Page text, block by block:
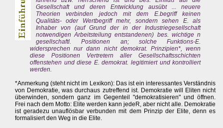
Gesellschaft und deren Entwicklung ausübt ... neuere
Theorien verbinden jedoch mit dem E.begriff keinen
Qualitäts- oder Wertbegriff mehr, sondern sehen E. als
Inhaber von (auf Grund der in der Industriegesellschaft
notwendigen Arbeitsteilung entstandenen) bes. wichtige n
gesellschaftl. Positionen an; solche Funktions-E.
widersprechen nur dann nicht demokrat. Prinzipien*, wenn
diese Positionen Vertretern aller Gesellschaftsschichten
offenstehen und diese E. demokrat. legitimiert und kontrolliert
werden.
*Anmerkung (steht nicht im Lexikon): Das ist ein interessantes Verständnis
von Demokratie, was durchaus zutreffend ist. Demokratie will Eliten nicht
überwinden, sondern ganz im Gegenteil "demokratisieren" und öffnen.
Frei nach dem Motto: Elite werden kann jedeR, aber nicht alle. Demokratie
ist geradezu unauflösbar verbunden mit dem Prinzip der Elite, denn es
formalisiert den Weg in die Elite.